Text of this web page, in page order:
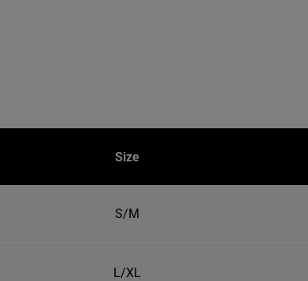
Size
S/M
L/XL